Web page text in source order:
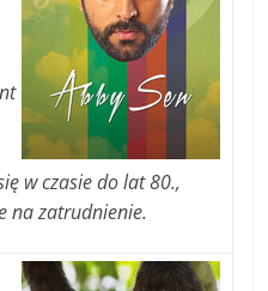
w czasie do lat 80.,
na zatrudnienie.